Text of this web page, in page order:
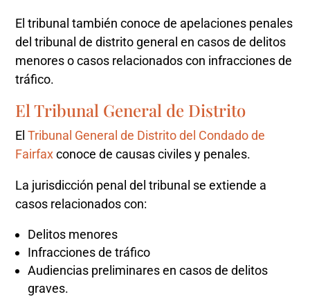
El tribunal también conoce de apelaciones penales
del tribunal de distrito general en casos de delitos
menores o casos relacionados con infracciones de
tráfico.
El Tribunal General de Distrito
El Tribunal General de Distrito del Condado de
Fairfax conoce de causas civiles y penales.
La jurisdicción penal del tribunal se extiende a
casos relacionados con:
Delitos menores
Infracciones de tráfico
Audiencias preliminares en casos de delitos
graves.